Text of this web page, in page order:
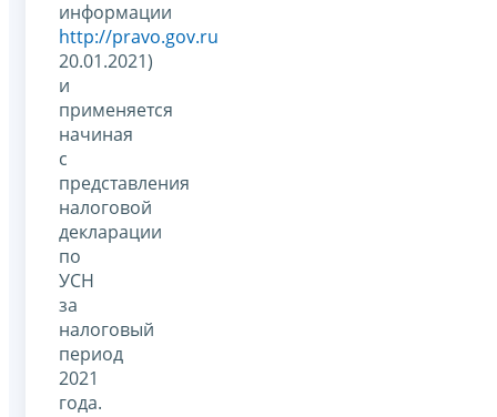
информации
http://pravo.gov.ru
20.01.2021)
и
применяется
начиная
с
представления
налоговой
декларации
по
УСН
за
налоговый
период
2021
года.